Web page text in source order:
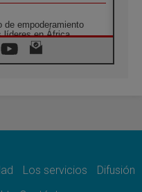
de empoderamiento
líderes en África
Viaje Apostólico del
Los servicios
Difusión